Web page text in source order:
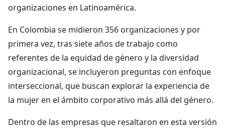
organizaciones en Latinoamérica.
En Colombia se midieron 356 organizaciones y por
primera vez, tras siete años de trabajo como
referentes de la equidad de género y la diversidad
organizacional, se incluyeron preguntas con enfoque
interseccional, que buscan explorar la experiencia de
la mujer en el ámbito corporativo más allá del género.
Dentro de las empresas que resaltaron en esta versión